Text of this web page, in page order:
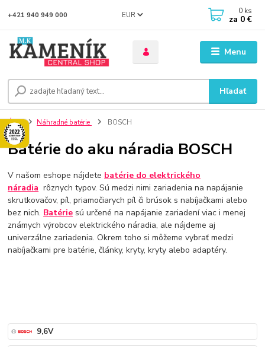
Menu
EUR
Hľadať
+421 940 949 000 0 ks
za 0 €
Úvod Náhradné batérie BOSCH
Batérie do aku náradia BOSCH
V našom eshope nájdete batérie do elektrického
náradia rôznych typov. Sú medzi nimi zariadenia na napájanie
skrutkovačov, píl, priamočiarych píl či brúsok s nabíjačkami alebo
bez nich. Batérie sú určené na napájanie zariadení viac i menej
známych výrobcov elektrického náradia, ale nájdeme aj
univerzálne zariadenia. Okrem toho si môžeme vybrať medzi
nabíjačkami pre batérie, články, kryty, kryty alebo adaptéry.
9,6V